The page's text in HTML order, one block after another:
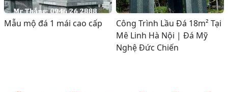
Mẫu mộ đá 1 mái cao cấp
Công Trình Lầu Đá 18m² Tại
Mê Linh Hà Nội | Đá Mỹ
Nghệ Đức Chiến